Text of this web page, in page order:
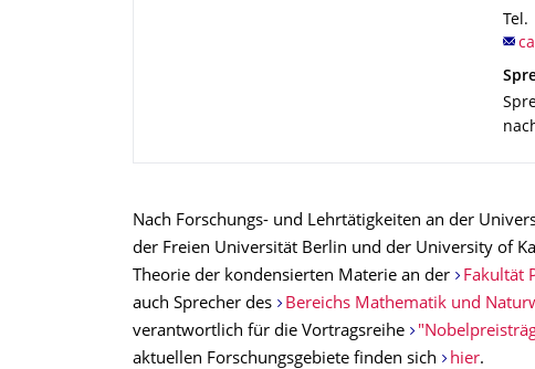
Tel.
Nach Forschungs- und Lehrtätigkeiten an der
der Freien Universität Berlin und der University of
Theorie der kondensierten Materie an der
Fakultät
auch Sprecher des
Bereichs Mathematik und
verantwortlich für die Vortragsreihe
aktuellen Forschungsgebiete finden sich
hier.